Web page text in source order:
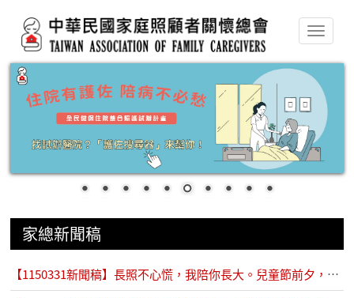
家總新聞稿
【1150331新聞稿】長照不心慌，我陪你長大。兒童節前夕，民團公布「守護未成年照顧者」陪跑計畫